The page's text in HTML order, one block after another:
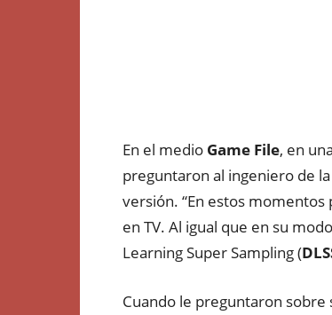
En el medio Game File, en
preguntaron al ingeniero de
versión. “En estos momentos
en TV. Al igual que en su modo
LearningSuperSampling(
Cuando le preguntaron sobre